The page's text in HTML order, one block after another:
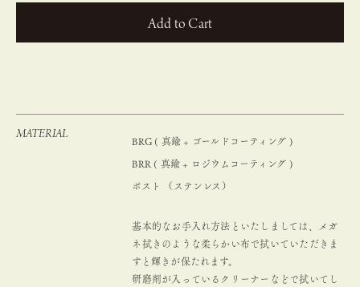
カートに入れる
MATERIAL BRG ( 真鍮 + ゴールドコーティング )
BRR ( 真鍮 + ロジウムコーティング )
ポスト （ステンレス）
基本的なお手入れ方法といたしましては、メガ
ネ拭きのような柔らかい布で拭いていただきま
すと輝きが保たれます。
研磨剤が入っているクリーナーなどで拭いてし